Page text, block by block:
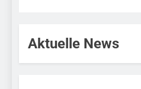
Aktuelle News